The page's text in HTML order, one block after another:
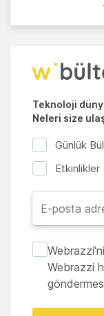
Teknoloji
Neleri size
Günlük
Etkinlikler
Webrazzi